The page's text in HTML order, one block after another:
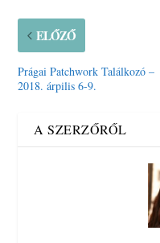
ELŐZŐ
Prágai Patchwork Találkozó –
2018. árpilis 6-9.
A SZERZŐRŐL